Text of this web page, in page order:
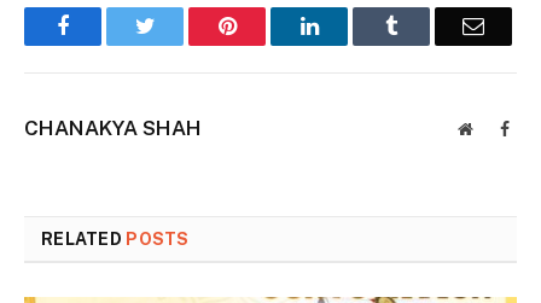
FacebookTwitter Pinterest LinkedInTumblr Email
CHANAKYA SHAH Website
RELATED POSTS